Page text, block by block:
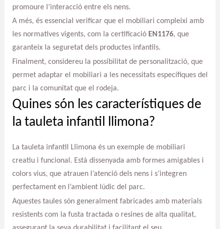
promoure l’interacció entre els nens.
A més, és essencial verificar que el mobiliari compleixi amb
les normatives vigents, com la certificació EN1176, que
garanteix la seguretat dels productes infantils.
Finalment, considereu la possibilitat de personalització, que
permet adaptar el mobiliari a les necessitats específiques del
parc i la comunitat que el rodeja.
Quines són les característiques de
la tauleta infantil llimona?
La tauleta infantil Llimona és un exemple de mobiliari
creatiu i funcional. Està dissenyada amb formes amigables i
colors vius, que atrauen l’atenció dels nens i s’integren
perfectament en l’ambient lúdic del parc.
Aquestes taules són generalment fabricades amb materials
resistents com la fusta tractada o resines de alta qualitat,